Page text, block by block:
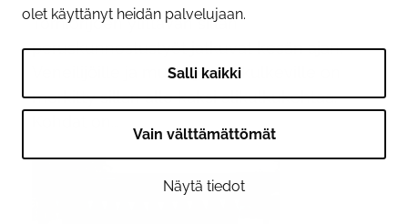
olet käyttänyt heidän palvelujaan.
Salli kaikki
Vain välttämättömät
Näytä tiedot
Tornionjoen ylittävän sillan
peruskunnostustyöt jatkuvat kesän ajan.
Veneilijöille ja muille joella kulkeville on
merkitty sillan alle kaksi alikulkukohtaa.